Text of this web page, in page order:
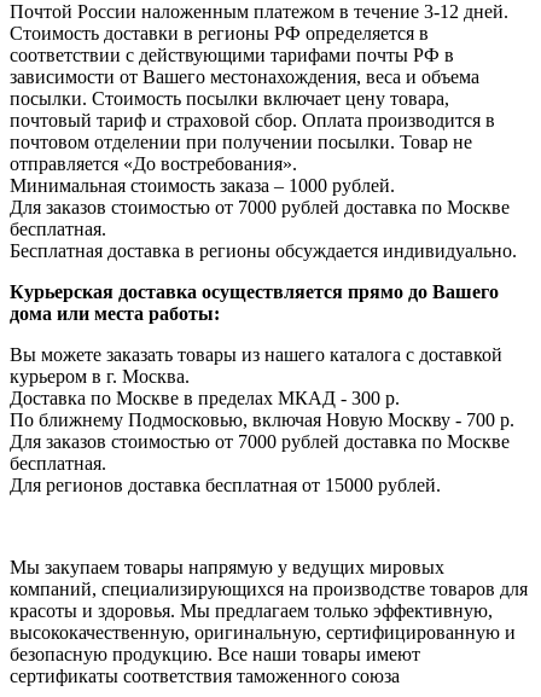
Почтой России наложенным платежом в течение 3-12 дней.
Стоимость доставки в регионы РФ определяется в
соответствии с действующими тарифами почты РФ в
зависимости от Вашего местонахождения, веса и объема
посылки. Стоимость посылки включает цену товара,
почтовый тариф и страховой сбор. Оплата производится в
почтовом отделении при получении посылки. Товар не
отправляется «До востребования».
Минимальная стоимость заказа – 1000 рублей.
Для заказов стоимостью от 7000 рублей доставка по Москве
бесплатная.
Бесплатная доставка в регионы обсуждается индивидуально.
Курьерская доставка осуществляется прямо до Вашего
дома или места работы:
Вы можете заказать товары из нашего каталога с доставкой
курьером в г. Москва.
Доставка по Москве в пределах МКАД - 300 р.
По ближнему Подмосковью, включая Новую Москву - 700 р.
Для заказов стоимостью от 7000 рублей доставка по Москве
бесплатная.
Для регионов доставка бесплатная от 15000 рублей.
Мы закупаем товары напрямую у ведущих мировых
компаний, специализирующихся на производстве товаров для
красоты и здоровья. Мы предлагаем только эффективную,
высококачественную, оригинальную, сертифицированную и
безопасную продукцию. Все наши товары имеют
сертификаты соответствия таможенного союза